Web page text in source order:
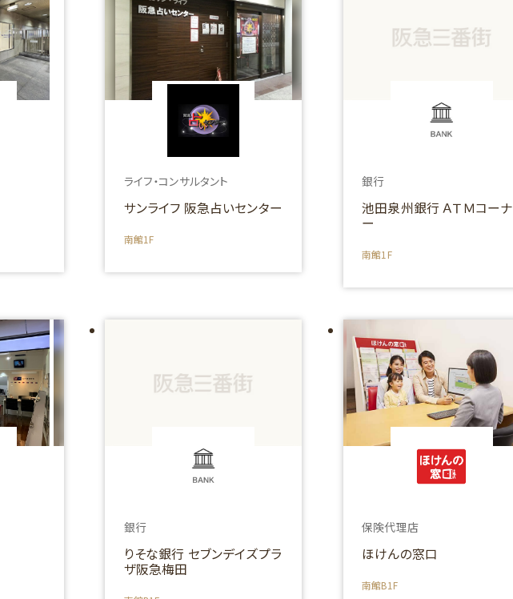
ライフ・コンサルタント
サンライフ 阪急占いセンター
南館1F
銀行
池田泉州銀行 ＡＴＭコーナ
ー
南館1F
銀行
りそな銀行 セブンデイズプラ
ザ阪急梅田
保険代理店
ほけんの窓口
南館B1F